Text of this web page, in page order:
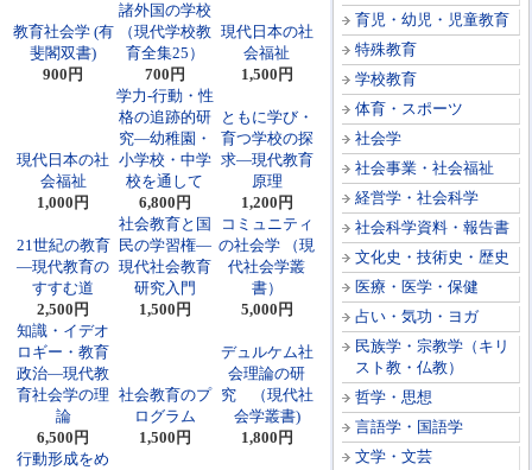
育児・幼児・児童教育
特殊教育
学校教育
体育・スポーツ
社会学
社会事業・社会福祉
経営学・社会科学
社会科学資料・報告書
文化史・技術史・歴史
医療・医学・保健
占い・気功・ヨガ
民族学・宗教学（キリ
スト教・仏教）
哲学・思想
言語学・国語学
文学・文芸
教育社会学 (有
斐閣双書)
900円
諸外国の学校
（現代学校教
育全集25）
700円
現代日本の社
会福祉
1,500円
現代日本の社
会福祉
1,000円
学力-行動・性
格の追跡的研
究―幼稚園・
小学校・中学
校を通して
6,800円
ともに学び・
育つ学校の探
求―現代教育
原理
1,200円
21世紀の教育
―現代教育の
すすむ道
2,500円
社会教育と国
民の学習権―
現代社会教育
研究入門
1,500円
コミュニティ
の社会学 （現
代社会学叢
書）
5,000円
知識・イデオ
ロギー・教育
政治―現代教
育社会学の理
論
6,500円
社会教育のプ
ログラム
1,500円
デュルケム社
会理論の研
究 （現代社
会学叢書)
1,800円
行動形成をめ